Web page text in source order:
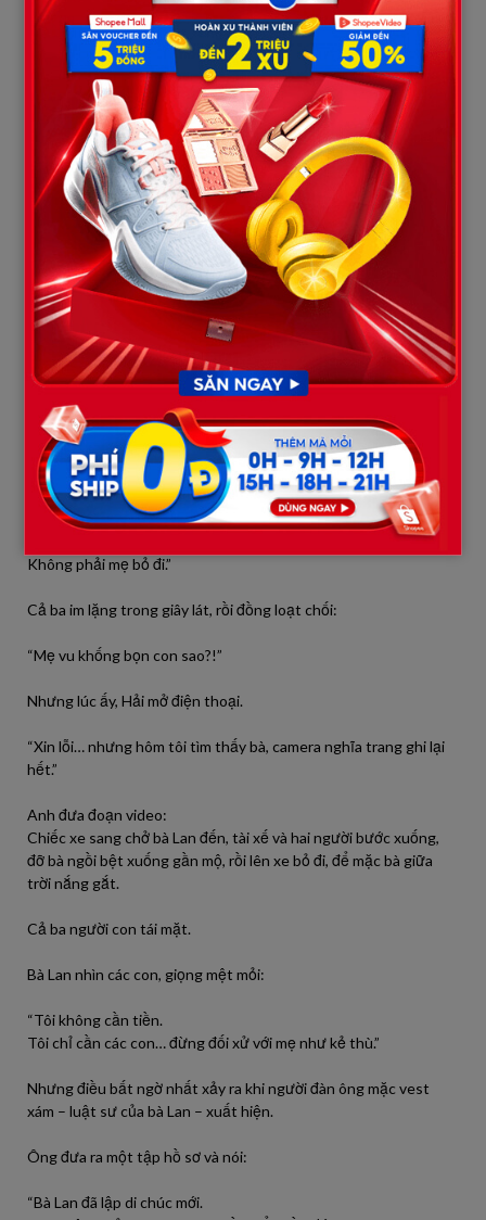
Ba ngày trôi qua.
Một buổi sáng, đang chuẩn bị bữa trưa, Hòa nhìn qua cửa sổ rồi
“Anh Hải! Có xe… rất nhiều xe!”
Hải chạy ra sân.
Trước cửa nhà anh là một hàng dài xe hơi đắt tiền. Người mặc
vest đen bước xuống, theo sau là ba người đàn ông – chính là ba
người con của bà Lan mà cả nước đều biết.
Anh Hải đứng sững.
Họ bước vào, gương mặt hằm hằm tức tối.
Người con trai cả quát lớn:
“Mẹ! Sao mẹ lại ở đây? Mẹ bỏ đi như thế làm cả tập đoàn xôn
xao!”
Bà Lan đứng dậy, bình thản:
Không phải mẹ bỏ đi.”
Cả ba im lặng trong giây lát, rồi đồng loạt chối:
“Mẹ vu khống bọn con sao?!”
Nhưng lúc ấy, Hải mở điện thoại.
“Xin lỗi… nhưng hôm tôi tìm thấy bà, camera nghĩa trang ghi lại
hết.”
Anh đưa đoạn video:
Chiếc xe sang chở bà Lan đến, tài xế và hai người bước xuống,
đỡ bà ngồi bệt xuống gần mộ, rồi lên xe bỏ đi, để mặc bà giữa
trời nắng gắt.
Cả ba người con tái mặt.
Bà Lan nhìn các con, giọng mệt mỏi:
“Tôi không cần tiền.
Tôi chỉ cần các con… đừng đối xử với mẹ như kẻ thù.”
Nhưng điều bất ngờ nhất xảy ra khi người đàn ông mặc vest
xám – luật sư của bà Lan – xuất hiện.
Ông đưa ra một tập hồ sơ và nói:
“Bà Lan đã lập di chúc mới.